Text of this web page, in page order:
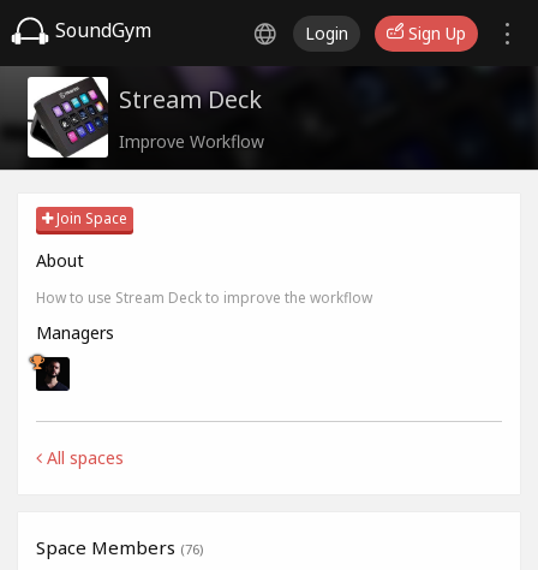
SoundGym Login Sign Up
Stream Deck
Improve Workflow
Join Space
About
How to use Stream Deck to improve the workflow
Managers
All spaces
Space Members (76)